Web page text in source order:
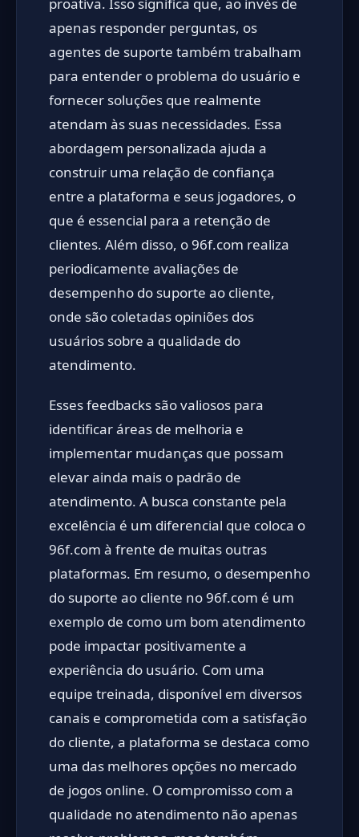
apenas responder perguntas, os
agentes de suporte também trabalham
para entender o problema do usuário e
fornecer soluções que realmente
atendam às suas necessidades. Essa
abordagem personalizada ajuda a
construir uma relação de confiança
entre a plataforma e seus jogadores, o
que é essencial para a retenção de
clientes. Além disso, o 96f.com realiza
periodicamente avaliações de
desempenho do suporte ao cliente,
onde são coletadas opiniões dos
usuários sobre a qualidade do
atendimento.
Esses feedbacks são valiosos para
identificar áreas de melhoria e
implementar mudanças que possam
elevar ainda mais o padrão de
atendimento. A busca constante pela
excelência é um diferencial que coloca o
96f.com à frente de muitas outras
plataformas. Em resumo, o desempenho
do suporte ao cliente no 96f.com é um
exemplo de como um bom atendimento
pode impactar positivamente a
experiência do usuário. Com uma
equipe treinada, disponível em diversos
canais e comprometida com a satisfação
do cliente, a plataforma se destaca como
uma das melhores opções no mercado
de jogos online. O compromisso com a
qualidade no atendimento não apenas